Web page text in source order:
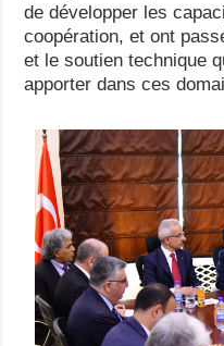
de développer les
coopération, et ont
et le soutien technique
apporter dans ces